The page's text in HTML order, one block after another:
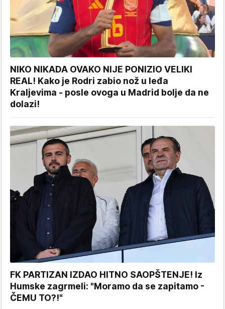
NIKO NIKADA OVAKO NIJE PONIZIO VELIKI
REAL! Kako je Rodri zabio nož u leđa
Kraljevima - posle ovoga u Madrid bolje da ne
dolazi!
FK PARTIZAN IZDAO HITNO SAOPŠTENJE! Iz
Humske zagrmeli: "Moramo da se zapitamo -
ČEMU TO?!"